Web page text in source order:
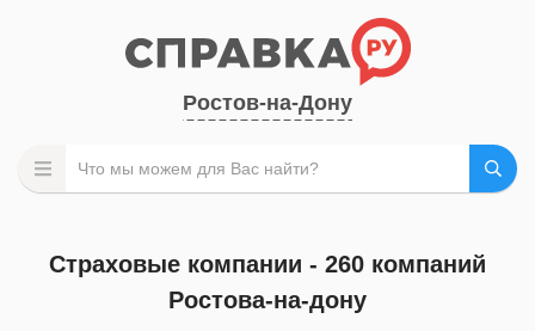
Ростов-на-Дону
Страховые компании - 260 компаний
Ростова-на-дону